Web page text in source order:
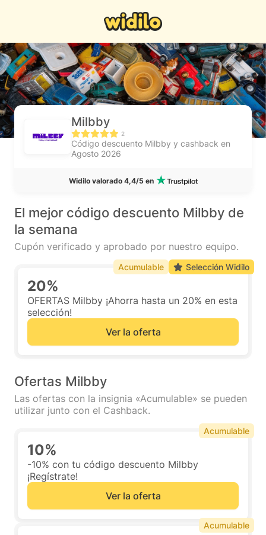
Milbby
2
Código descuento Milbby y cashback en
Agosto 2026
Widilo valorado 4,4/5 en
El mejor código descuento Milbby de
la semana
Cupón verificado y aprobado por nuestro equipo.
20%
OFERTAS Milbby ¡Ahorra hasta un 20% en esta
selección!
Ver la oferta
Acumulable Selección Widilo
Ofertas Milbby
Las ofertas con la insignia «Acumulable» se pueden
utilizar junto con el Cashback.
10%
-10% con tu código descuento Milbby
¡Regístrate!
Ver la oferta
Acumulable
Acumulable